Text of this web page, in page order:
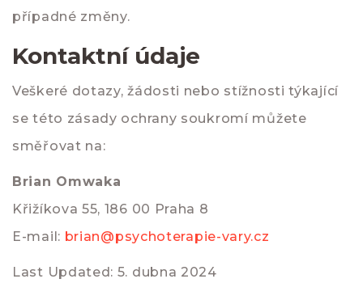
případné změny.
Kontaktní údaje
Veškeré dotazy, žádosti nebo stížnosti týkající
se této zásady ochrany soukromí můžete
směřovat na:
Brian Omwaka
Křižíkova 55, 186 00 Praha 8
E-mail: brian@psychoterapie-vary.cz
Last Updated: 5. dubna 2024